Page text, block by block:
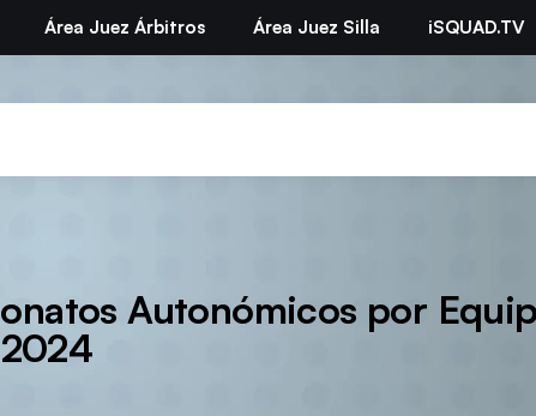
Área Juez Árbitros Área Juez Silla iSQUAD.TV
Autonómicos por
2024